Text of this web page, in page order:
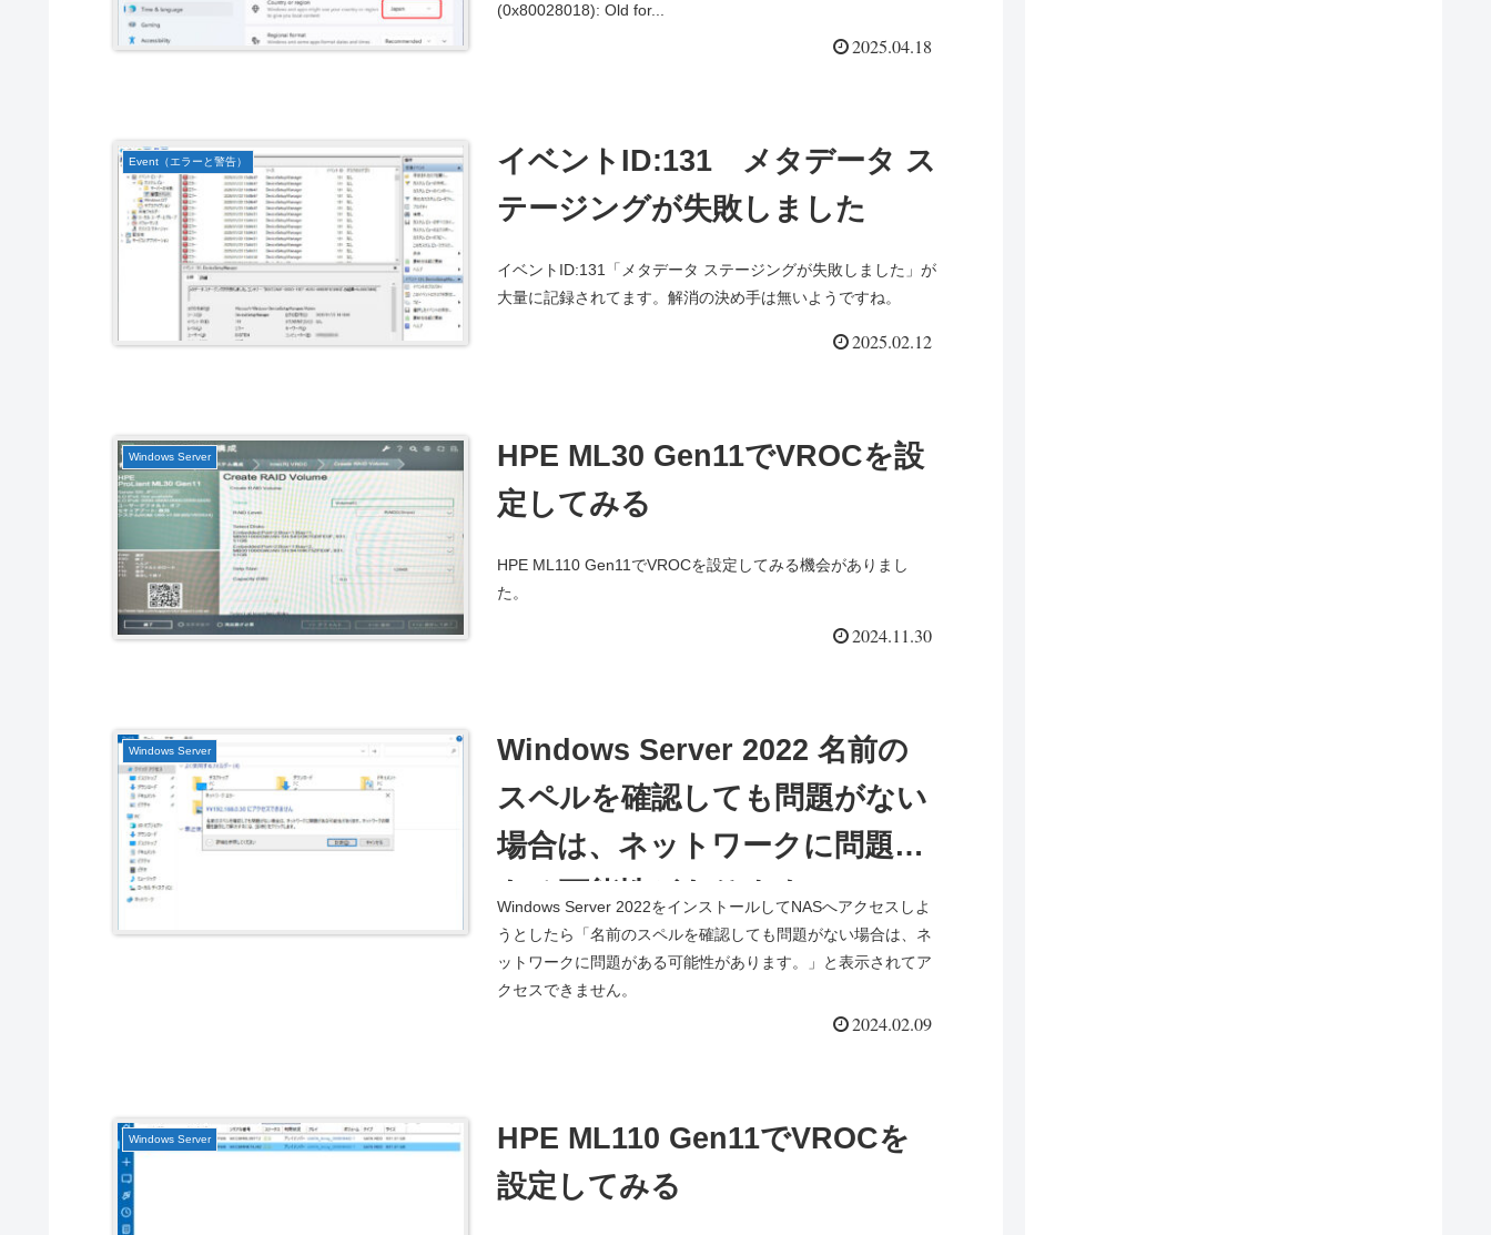
(0x80028018): Old for...
2025.04.18
Event（エラーと警告）
イベントID:131 メタデータ ス
テージングが失敗しました
イベントID:131「メタデータ ステージングが失敗しました」が
大量に記録されてます。解消の決め手は無いようですね。
2025.02.12
Windows Server
HPE ML30 Gen11でVROCを設
定してみる
HPE ML110 Gen11でVROCを設定してみる機会がありまし
た。
2024.11.30
Windows Server
Windows Server 2022 名前の
スペルを確認しても問題がない
場合は、ネットワークに問題が
ある可能性があります。
Windows Server 2022をインストールしてNASへアクセスしよ
うとしたら「名前のスペルを確認しても問題がない場合は、ネ
ットワークに問題がある可能性があります。」と表示されてア
クセスできません。
2024.02.09
Windows Server
HPE ML110 Gen11でVROCを
設定してみる